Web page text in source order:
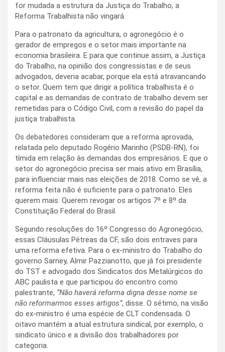
for mudada a estrutura da Justiça do Trabalho, a
Reforma Trabalhista não vingará.
Para o patronato da agricultura, o agronegócio é o
gerador de empregos e o setor mais importante na
economia brasileira. E para que continue assim, a Justiça
do Trabalho, na opinião dos congressistas e de seus
advogados, deveria acabar, porque ela está atravancando
o setor. Quem tem que dirigir a política trabalhista é o
capital e as demandas de contrato de trabalho devem ser
remetidas para o Código Civil, com a revisão do papel da
justiça trabalhista.
Os debatedores consideram que a reforma aprovada,
relatada pelo deputado Rogério Marinho (PSDB-RN), foi
tímida em relação às demandas dos empresários. E que o
setor do agronegócio precisa ser mais ativo em Brasília,
para influenciar mais nas eleições de 2018. Como se vê, a
reforma feita não é suficiente para o patronato. Eles
querem mais. Querem revogar os artigos 7º e 8º da
Constituição Federal do Brasil.
Segundo resoluções do 16º Congresso do Agronegócio,
essas Cláusulas Pétreas da CF, são dois entraves para
uma reforma efetiva. Para o ex-ministro do Trabalho do
governo Sarney, Almir Pazzianotto, que já foi presidente
do TST e advogado dos Sindicatos dos Metalúrgicos do
ABC paulista e que participou do encontro como
palestrante, “Não haverá reforma digna desse nome se
não reformarmos esses artigos”, disse. O sétimo, na visão
do ex-ministro é uma espécie de CLT condensada. O
oitavo mantém a atual estrutura sindical, por exemplo, o
sindicato único e a divisão dos trabalhadores por
categoria.